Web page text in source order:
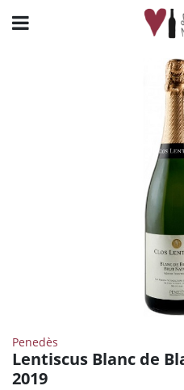
Penedès
Lentiscus Blanc de
2019